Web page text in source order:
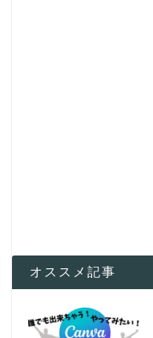
オススメ記事